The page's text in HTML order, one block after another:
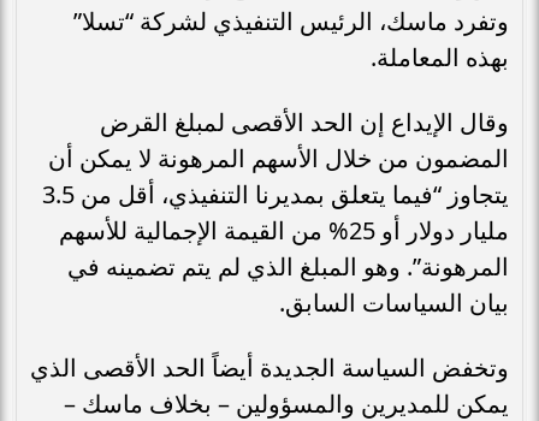
وتفرد ماسك، الرئيس التنفيذي لشركة “تسلا”
بهذه المعاملة.
وقال الإيداع إن الحد الأقصى لمبلغ القرض
المضمون من خلال الأسهم المرهونة لا يمكن أن
يتجاوز “فيما يتعلق بمديرنا التنفيذي، أقل من 3.5
مليار دولار أو 25% من القيمة الإجمالية للأسهم
المرهونة”. وهو المبلغ الذي لم يتم تضمينه في
بيان السياسات السابق.
وتخفض السياسة الجديدة أيضاً الحد الأقصى الذي
يمكن للمديرين والمسؤولين – بخلاف ماسك –